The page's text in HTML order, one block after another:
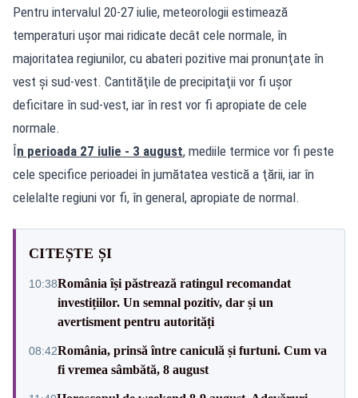
Pentru intervalul 20-27 iulie, meteorologii estimează
temperaturi uşor mai ridicate decât cele normale, în
majoritatea regiunilor, cu abateri pozitive mai pronunţate în
vest şi sud-vest. Cantităţile de precipitaţii vor fi uşor
deficitare în sud-vest, iar în rest vor fi apropiate de cele
normale.
În perioada 27 iulie - 3 august, mediile termice vor fi peste
cele specifice perioadei în jumătatea vestică a ţării, iar în
celelalte regiuni vor fi, în general, apropiate de normal.
CITEȘTE ȘI
10:38România își păstrează ratingul recomandat
investițiilor. Un semnal pozitiv, dar și un
avertisment pentru autorități
08:42România, prinsă între caniculă și furtuni. Cum va
fi vremea sâmbătă, 8 august